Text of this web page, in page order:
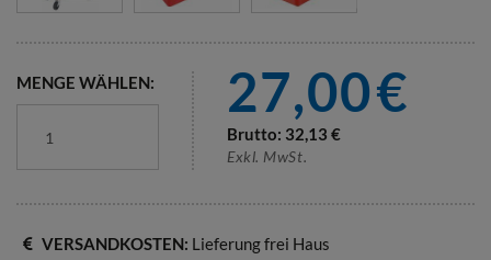
MENGE WÄHLEN: 27,00€
Brutto: 32,13 €
Exkl. MwSt.
VERSANDKOSTEN: Lieferung frei Haus